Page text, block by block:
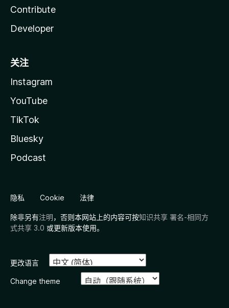
Contribute
Developer
关注
Instagram
YouTube
TikTok
Bluesky
Podcast
隐私 Cookie 法律
除非另有注明，否则本网站上的内容可按知识共享 署名-相同方
式共享 3.0 或更新版本使用。
更改语言
Change theme